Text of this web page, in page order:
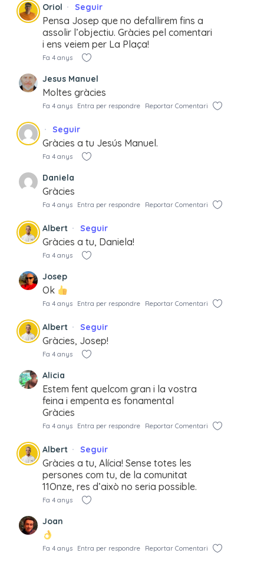
Oriol Seguir
Pensa Josep que no defallirem fins a
assolir l’objectiu. Gràcies pel comentari
i ens veiem per La Plaça!
Fa 4 anys
Jesus Manuel
Moltes gràcies
Fa 4 anys Entra per respondre Reportar Comentari
Seguir
Gràcies a tu Jesús Manuel.
Fa 4 anys
Daniela
Gràcies
Fa 4 anys Entra per respondre Reportar Comentari
Albert Seguir
Gràcies a tu, Daniela!
Fa 4 anys
Josep
Ok
Fa 4 anys Entra per respondre Reportar Comentari
Albert Seguir
Gràcies, Josep!
Fa 4 anys
Alicia
Estem fent quelcom gran i la vostra
feina i empenta es fonamental
Gràcies
Fa 4 anys Entra per respondre Reportar Comentari
Albert Seguir
Gràcies a tu, Alícia! Sense totes les
persones com tu, de la comunitat
11Onze, res d’això no seria possible.
Fa 4 anys
Joan
Fa 4 anys Entra per respondre Reportar Comentari